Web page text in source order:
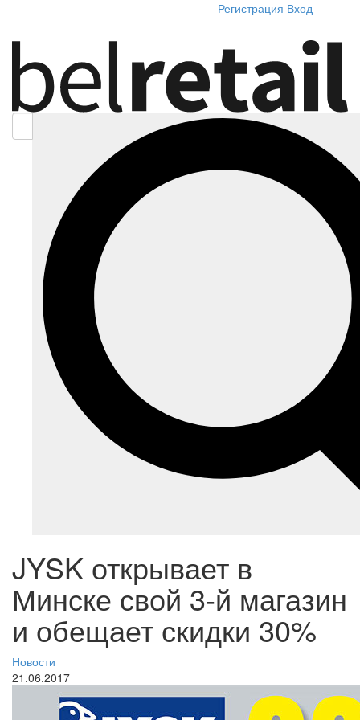
Регистрация Вход
JYSK открывает в
Минске свой 3-й магазин
и обещает скидки 30%
Новости
21.06.2017